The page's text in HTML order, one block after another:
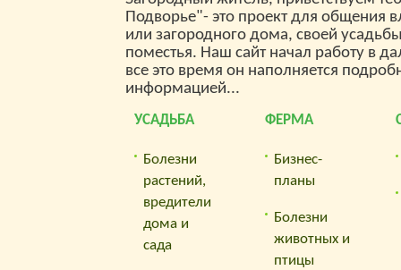
нет? Покупать газовые
баллоны?
Подворье"- это проект для общения
или загородного дома, своей
поместья. Наш сайт начал работу в
все это время он наполняется
информацией...
УСАДЬБА
Болезни
растений,
вредители
дома и
сада
ФЕРМА
Бизнес-
планы
Болезни
животных и
птицы